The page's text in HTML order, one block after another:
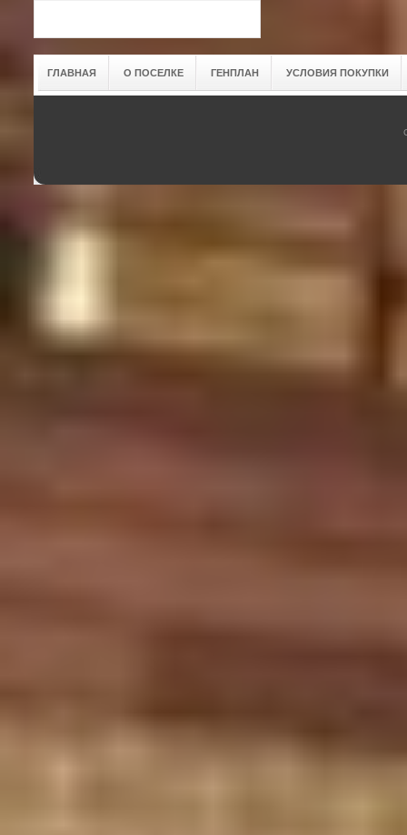
ГЛАВНАЯ О ПОСЕЛКЕ ГЕНПЛАН УСЛОВИЯ ПОКУПКИ